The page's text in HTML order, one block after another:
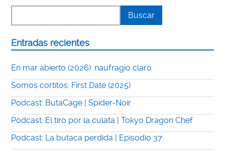
Entradas recientes
En mar abierto (2026): naufragio claro
Somos cortitos: First Date (2025)
Podcast: ButaCage | Spider-Noir
Podcast: El tiro por la culata | Tokyo Dragon Chef
Podcast: La butaca perdida | Episodio 37